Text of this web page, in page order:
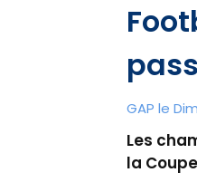
GAP le
Les
la